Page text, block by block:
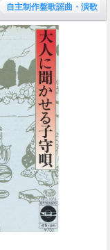
自主制作盤歌謡曲・演歌